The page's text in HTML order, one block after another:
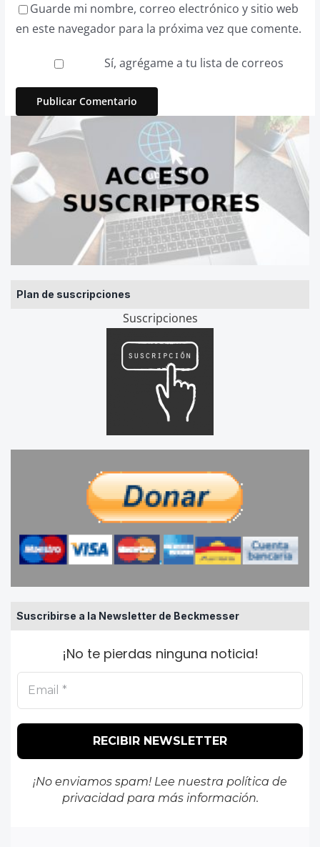
Plan de suscripciones
Suscripciones
Suscribirse a la Newsletter de Beckmesser
¡No te pierdas ninguna noticia!
¡No enviamos spam! Lee nuestra política de
privacidadpara más información.
Guarde mi nombre, correo electrónico y sitio web
en este navegador para la próxima vez que comente.
Sí, agrégame a tu lista de correos